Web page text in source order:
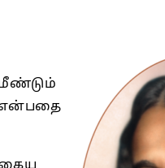
என்பதை